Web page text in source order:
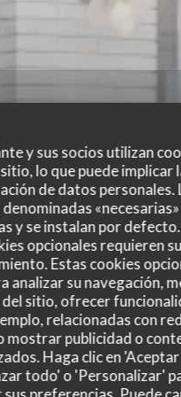
y sus socios utilizan
lo que puede implicar
de datos personales.
y se instalan por
opcionales requieren
Estas cookies
analizar su navegación,
del sitio, ofrecer
relacionadas con
mostrar publicidad o
Haga clic en
todo' o 'Personalizar'
clientes